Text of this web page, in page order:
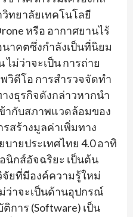
ทยาลัยเทคโนโลยี
หรือ อากาศยานไร้
าคตซึ่งกำลังเป็นที่นิยม
ม่ว่าจะเป็น การถ่าย
วิดีโอ การสำรวจจัดทำ
งธุรกิจดังกล่าวหากนำ
ากับสภาพแวดล้อมของ
สร้างมูลค่าเพิ่มทาง
ายประเทศไทย 4.0 อาทิ
นิกส์อัจฉริยะ เป็นต้น
จัยที่มีองค์ความรู้ใหม่
ว่าจะเป็นด้านอุปกรณ์
การ (Software) เป็น